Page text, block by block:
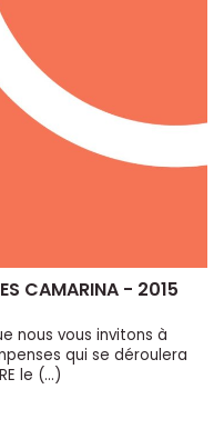
CAMARINA - 2015
nous vous invitons à
qui se déroulera
le (…)